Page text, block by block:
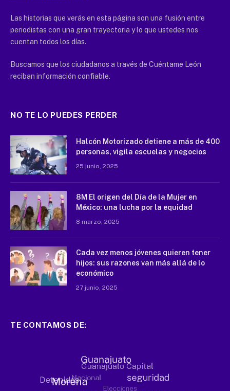
Las historias que verás en esta página son una fusión entre
periodistas con una gran trayectoria y lo que ustedes nos
cuentan todos los días.
Buscamos que los ciudadanos a través de Cuéntame León
reciban información confiable.
NO TE LO PUEDES PERDER
Halcón Motorizado detiene a más de 400
personas, vigila escuelas y negocios
25 junio, 2025
8M El origen del Día de la Mujer en
México: una lucha por la equidad
8 marzo, 2025
Cada vez menos jóvenes quieren tener
hijos: sus razones van más allá de lo
económico
27 junio, 2025
TE CONTAMOS DE: